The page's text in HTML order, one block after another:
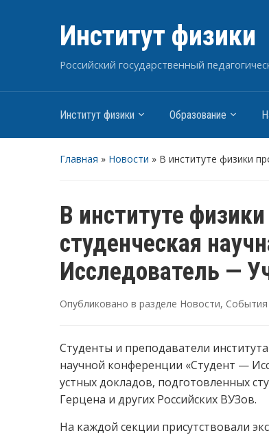
Институт физики
Российский государственный
Институт физики Образование
Главная » Новости » В институте физики
В институте
студенческая
Исследователь —
Опубликовано в разделе Новости, События
Студенты и преподаватели
научной конференции «Студент —
устных докладов, подготовленных
Герцена и других Российских ВУЗов.
На каждой секции присутствовали